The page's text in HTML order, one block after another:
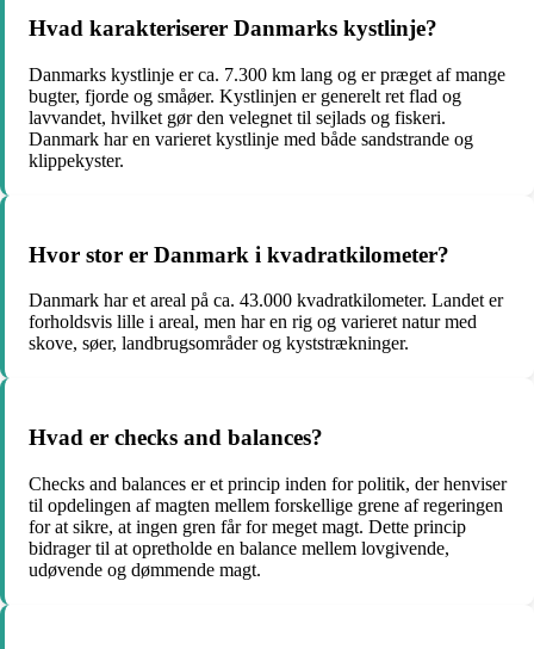
Hvad karakteriserer Danmarks kystlinje?
Danmarks kystlinje er ca. 7.300 km lang og er præget af mange
bugter, fjorde og småøer. Kystlinjen er generelt ret flad og
lavvandet, hvilket gør den velegnet til sejlads og fiskeri.
Danmark har en varieret kystlinje med både sandstrande og
klippekyster.
Hvor stor er Danmark i kvadratkilometer?
Danmark har et areal på ca. 43.000 kvadratkilometer. Landet er
forholdsvis lille i areal, men har en rig og varieret natur med
skove, søer, landbrugsområder og kyststrækninger.
Hvad er checks and balances?
Checks and balances er et princip inden for politik, der henviser
til opdelingen af magten mellem forskellige grene af regeringen
for at sikre, at ingen gren får for meget magt. Dette princip
bidrager til at opretholde en balance mellem lovgivende,
udøvende og dømmende magt.